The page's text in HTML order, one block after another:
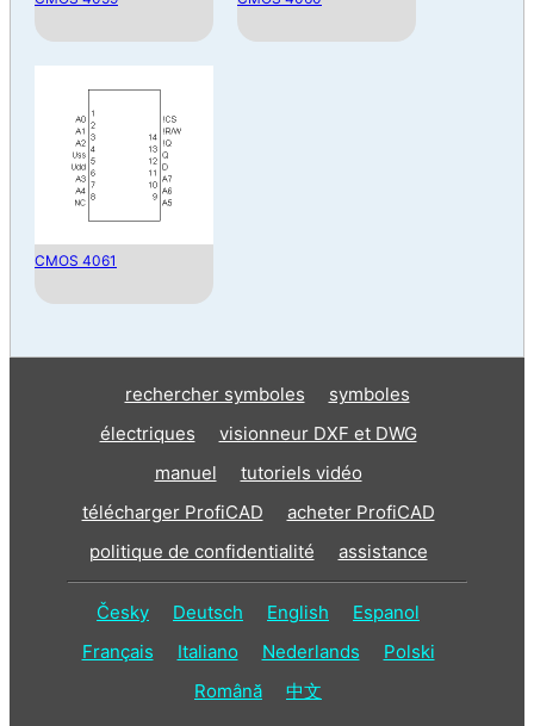
CMOS 4061
rechercher symboles
symboles
électriques
visionneur DXF et DWG
manuel
tutoriels vidéo
télécharger ProfiCAD
acheter ProfiCAD
politique de confidentialité
assistance
Česky Deutsch English
Espanol
Français
Italiano Nederlands
Polski
Română
中文